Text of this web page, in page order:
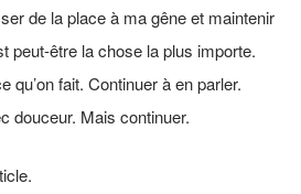
de la place à ma gêne et maintenir
peut-être la chose la plus importe.
qu’on fait. Continuer à en parler.
douceur. Mais continuer.